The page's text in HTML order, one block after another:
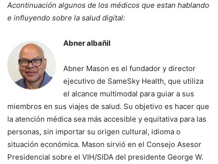
Acontinuación algunos de los médicos que estan hablando
e influyendo sobre la salud digital:
Abner albañil
Abner Mason es el fundador y director
ejecutivo de SameSky Health, que utiliza
el alcance multimodal para guiar a sus
miembros en sus viajes de salud. Su objetivo es hacer que
la atención médica sea más accesible y equitativa para las
personas, sin importar su origen cultural, idioma o
situación económica. Mason sirvió en el Consejo Asesor
Presidencial sobre el VIH/SIDA del presidente George W.